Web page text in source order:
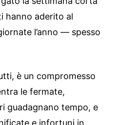
hanno aderito al
l’anno — spesso
è un compromesso
le fermate,
guadagnano tempo, e